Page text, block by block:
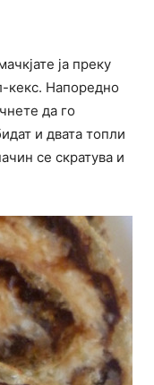
ја преку
кекс. Напоредно
да го
и двата топли
се скратува и